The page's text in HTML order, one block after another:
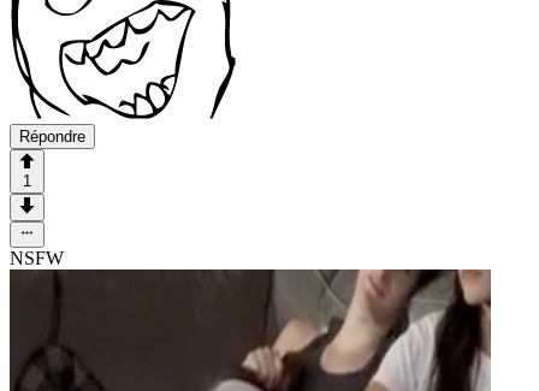
Répondre
1
NSFW